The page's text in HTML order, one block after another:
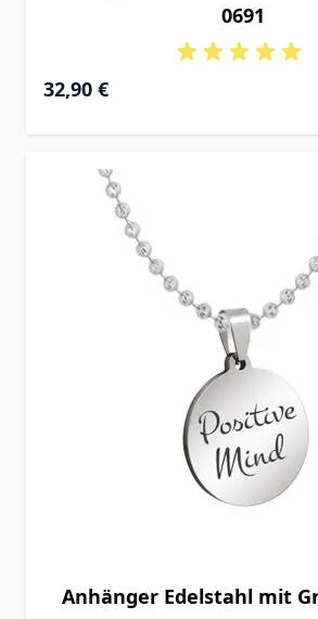
0691
32,90 €
Anhänger Edelstahl mit